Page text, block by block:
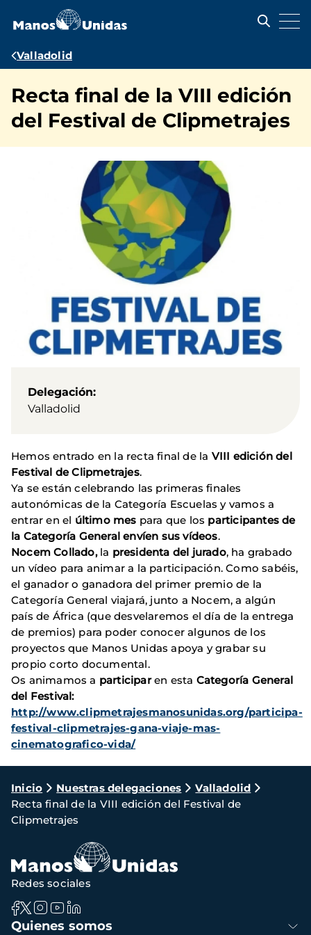
contenido
Ruta
navegación
Valladolid
Recta final de la VIII edición
del Festival de Clipmetrajes
Delegación
Valladolid
Hemos entrado en la recta final de la VIII edición del
Festival de Clipmetrajes.
Ya se están celebrando las primeras finales
autonómicas de la Categoría Escuelas y vamos a
entrar en el último mes para que los participantes de
la Categoría General envíen sus vídeos.
Nocem Collado, la presidenta del jurado, ha grabado
un vídeo para animar a la participación. Como sabéis,
el ganador o ganadora del primer premio de la
Categoría General viajará, junto a Nocem, a algún
país de África (que desvelaremos el día de la entrega
de premios) para poder conocer algunos de los
proyectos que Manos Unidas apoya y grabar su
propio corto documental.
Os animamos a participaren esta Categoría General
del Festival:
http://www.clipmetrajesmanosunidas.org/participa-
festival-clipmetrajes-gana-viaje-mas-
cinematografico-vida/
Ruta
de
navegación
Inicio Nuestras delegaciones
Valladolid
Recta final de la VIII edición del Festival de
Clipmetrajes
Navegación
Quienes somos
Redes sociales